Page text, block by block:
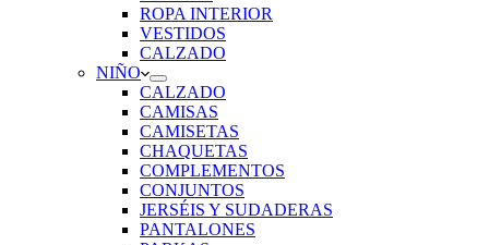
ROPA INTERIOR
VESTIDOS
CALZADO
NIÑO
CALZADO
CAMISAS
CAMISETAS
CHAQUETAS
COMPLEMENTOS
CONJUNTOS
JERSÉIS Y SUDADERAS
PANTALONES